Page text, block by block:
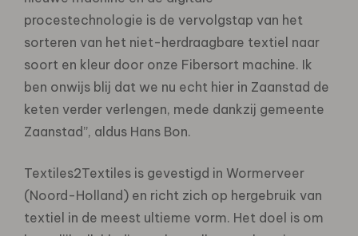
procestechnologie is de vervolgstap van het
sorteren van het niet-herdraagbare textiel naar
soort en kleur door onze Fibersort machine. Ik
ben onwijs blij dat we nu echt hier in Zaanstad de
keten verder verlengen, mede dankzij gemeente
Zaanstad”, aldus Hans Bon.
Textiles2Textiles is gevestigd in Wormerveer
(Noord-Holland) en richt zich op hergebruik van
textiel in de meest ultieme vorm. Het doel is om